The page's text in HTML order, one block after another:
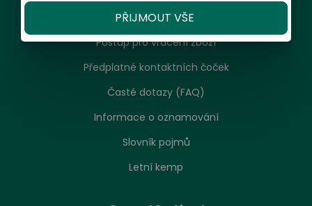
Reklamační řád, návod k použití, údržba
Postup pro vrácení zboží
Předplatné kontaktních čoček
Časté dotazy (FAQ)
Informace o oznamování
Slovník pojmů
Letní kemp
PŘIJMOUT VŠE